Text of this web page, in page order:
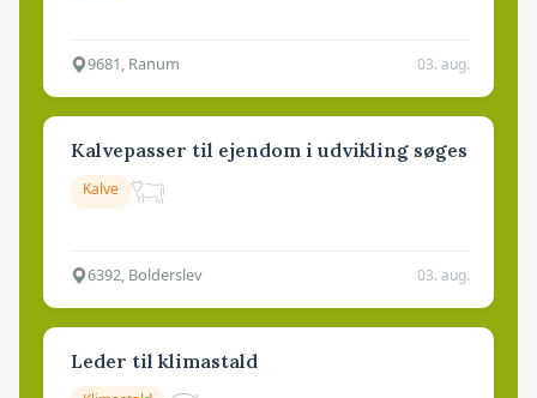
9681, Ranum 03. aug.
Kalvepasser til ejendom i udvikling søges
Kalve
6392, Bolderslev 03. aug.
Leder til klimastald